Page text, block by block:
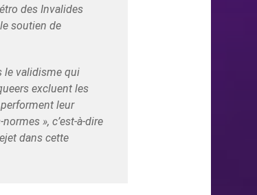
des Invalides
soutien de
le validisme qui
excluent les
leur
», c’est-à-dire
dans cette